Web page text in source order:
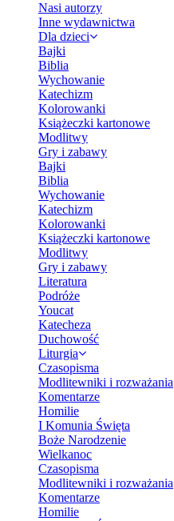
Nasi autorzy
Inne wydawnictwa
Dla dzieci
Bajki
Biblia
Wychowanie
Katechizm
Kolorowanki
Książeczki kartonowe
Modlitwy
Gry i zabawy
Bajki
Biblia
Wychowanie
Katechizm
Kolorowanki
Książeczki kartonowe
Modlitwy
Gry i zabawy
Literatura
Podróże
Youcat
Katecheza
Duchowość
Liturgia
Czasopisma
Modlitewniki i rozważania
Komentarze
Homilie
I Komunia Święta
Boże Narodzenie
Wielkanoc
Czasopisma
Modlitewniki i rozważania
Komentarze
Homilie